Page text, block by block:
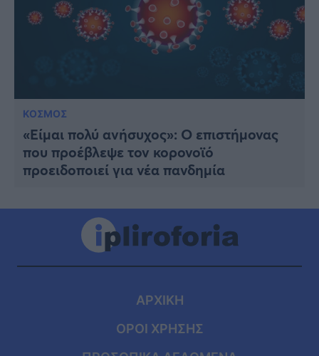
ΚΟΣΜΟΣ
«Είμαι πολύ ανήσυχος»: O επιστήμονας
που προέβλεψε τον κορονοϊό
προειδοποιεί για νέα πανδημία
ΑΡΧΙΚΗ
ΟΡΟΙ ΧΡΗΣΗΣ